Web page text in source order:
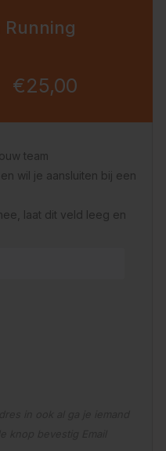
Running
€25,00
team
wil je aansluiten bij een
laat dit veld leeg en